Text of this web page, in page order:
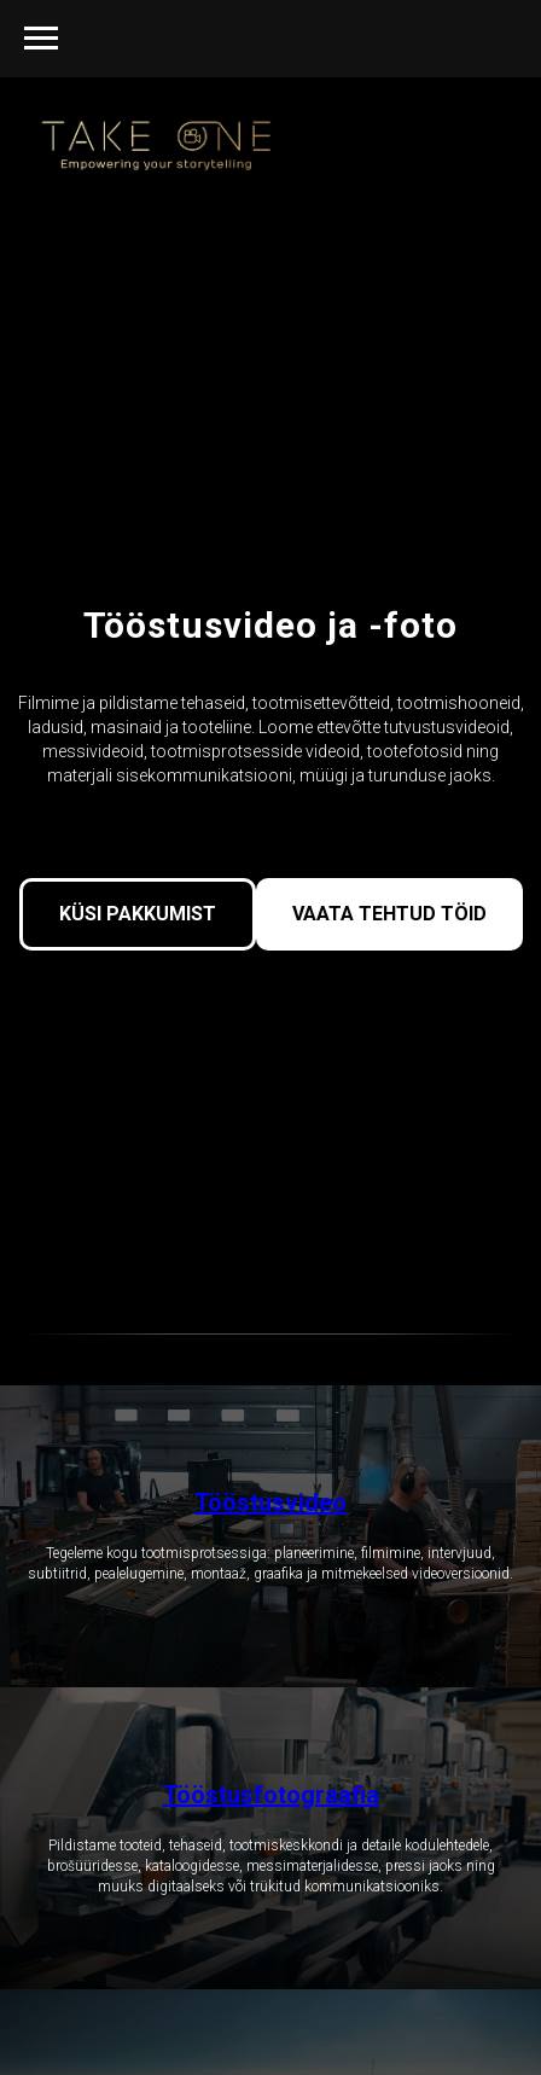
Tööstusvideo ja -foto
Filmime ja pildistame tehaseid, tootmisettevõtteid, tootmishooneid,
ladusid, masinaid ja tooteliine. Loome ettevõtte tutvustusvideoid,
messivideoid, tootmisprotsesside videoid, tootefotosid ning
materjali sisekommunikatsiooni, müügi ja turunduse jaoks.
KÜSI PAKKUMIST VAATA TEHTUD TÖID
Tööstusvideo
Tegeleme kogu tootmisprotsessiga: planeerimine, filmimine, intervjuud,
subtiitrid, pealelugemine, montaaž, graafika ja mitmekeelsed videoversioonid.
Tööstusfotograafia
Pildistame tooteid, tehaseid, tootmiskeskkondi ja detaile kodulehtedele,
brošüüridesse, kataloogidesse, messimaterjalidesse, pressi jaoks ning
muuks digitaalseks või trükitud kommunikatsiooniks.